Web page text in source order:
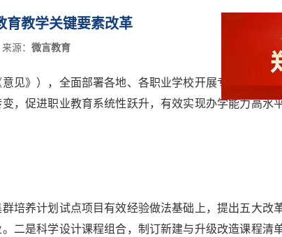
育教学关键要素改革
源： 微言教育
》），全面部署各地、各职业学校开展专业、课程、
，促进职业教育系统性跃升，有效实现办学能力高水
养计划试点项目有效经验做法基础上，提出五大改
二是科学设计课程组合，制订新建与升级改造课程清